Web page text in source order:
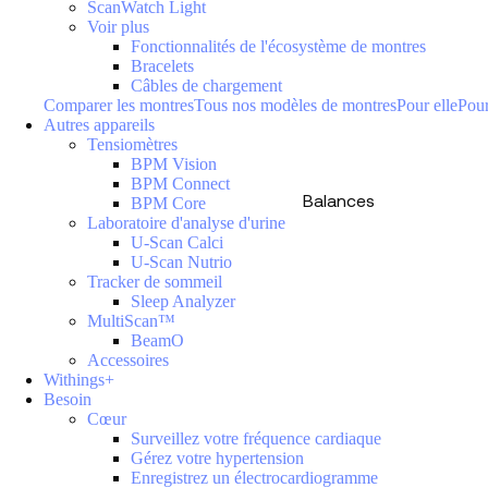
Balances
ScanWatch Light
Voir plus
Fonctionnalités de l'écosystème de montres
Bracelets
Câbles de chargement
Comparer les montresTous nos modèles de montresPour elle
Autres appareils
Tensiomètres
BPM Vision
BPM Connect
BPM Core
Laboratoire d'analyse d'urine
U-Scan Calci
U-Scan Nutrio
Tracker de sommeil
Sleep Analyzer
MultiScan™
BeamO
Accessoires
Withings+
Besoin
Cœur
Surveillez votre fréquence cardiaque
Gérez votre hypertension
Enregistrez un électrocardiogramme